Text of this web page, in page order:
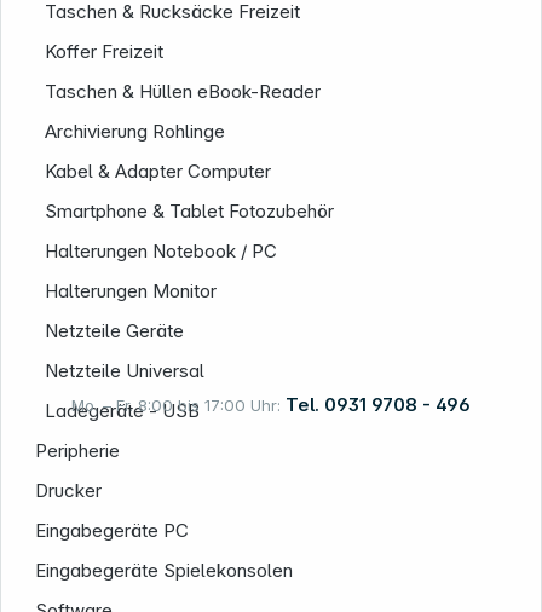
Mo. – Fr. 8:00 bis 17:00 Uhr: Tel. 0931 9708 - 496
Taschen & Rucksäcke Freizeit
Koffer Freizeit
Taschen & Hüllen eBook-Reader
Archivierung Rohlinge
Kabel & Adapter Computer
Smartphone & Tablet Fotozubehör
Halterungen Notebook / PC
Halterungen Monitor
Netzteile Geräte
Netzteile Universal
Ladegeräte - USB
Peripherie
Drucker
Eingabegeräte PC
Eingabegeräte Spielekonsolen
Rechtliches